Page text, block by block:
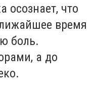
осознает, что
время
боль.
а до